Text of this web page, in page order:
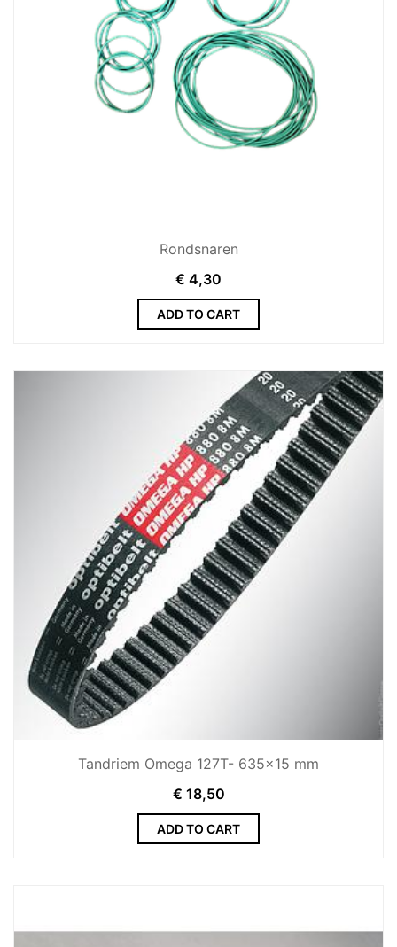
Rondsnaren
€ 4,30
ADD TO CART
Tandriem Omega 127T- 635x15 mm
€ 18,50
ADD TO CART